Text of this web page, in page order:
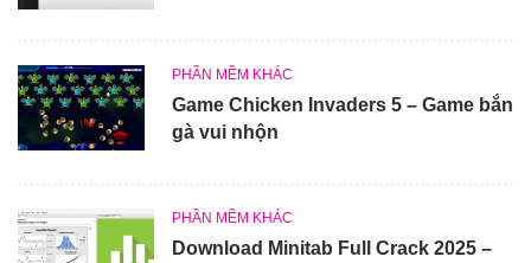
PHẦN MỀM KHÁC
Game Chicken Invaders 5 – Game bắn
gà vui nhộn
PHẦN MỀM KHÁC
Download Minitab Full Crack 2025 –